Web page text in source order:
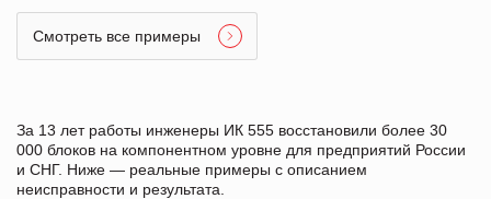
Смотреть все примеры
За 13 лет работы инженеры ИК 555 восстановили более 30
000 блоков на компонентном уровне для предприятий России
и СНГ. Ниже — реальные примеры с описанием
неисправности и результата.